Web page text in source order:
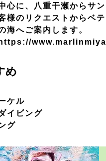
心に、八重干瀬からサ
様のリクエストからベ
海へご案内します。
https://
め
ケル
イビング
グ